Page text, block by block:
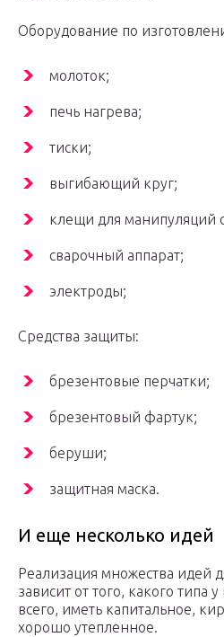
Оборудование по
молоток;
печь нагрева;
тиски;
выгибающий круг;
клещи для манипуляций
сварочный аппарат;
электроды;
Средства защиты:
брезентовые перчатки;
брезентовый фартук;
беруши;
защитная маска.
И еще несколько идей
Реализация множества идей
зависит от того, какого
всего, иметь капитальное,
хорошо утепленное.